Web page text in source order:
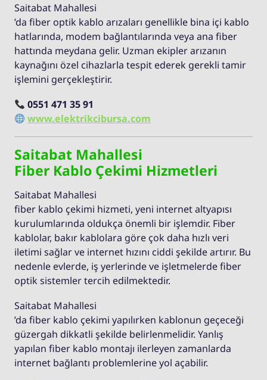
Saitabat Mahallesi
’da fiber optik kablo arızaları genellikle bina içi kablo
hatlarında, modem bağlantılarında veya ana fiber
hattında meydana gelir. Uzman ekipler arızanın
kaynağını özel cihazlarla tespit ederek gerekli tamir
işlemini gerçekleştirir.
0551 471 35 91
www.elektrikcibursa.com
Saitabat Mahallesi
Fiber Kablo Çekimi Hizmetleri
Saitabat Mahallesi
fiber kablo çekimi hizmeti, yeni internet altyapısı
kurulumlarında oldukça önemli bir işlemdir. Fiber
kablolar, bakır kablolara göre çok daha hızlı veri
iletimi sağlar ve internet hızını ciddi şekilde artırır. Bu
nedenle evlerde, iş yerlerinde ve işletmelerde fiber
optik sistemler tercih edilmektedir.
Saitabat Mahallesi
’da fiber kablo çekimi yapılırken kablonun geçeceği
güzergah dikkatli şekilde belirlenmelidir. Yanlış
yapılan fiber kablo montajı ilerleyen zamanlarda
internet bağlantı problemlerine yol açabilir.